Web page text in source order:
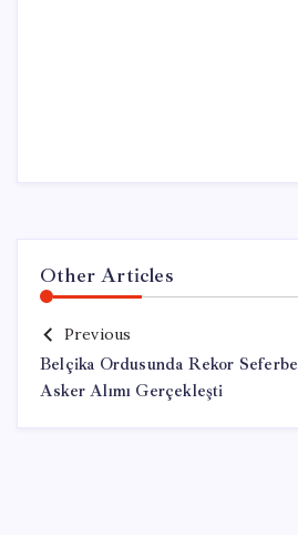
Other Articles
Previous
Belçika Ordusunda Rekor
Asker Alımı Gerçekleşti